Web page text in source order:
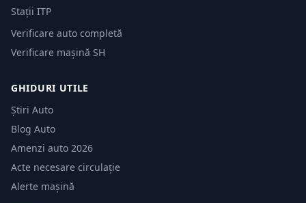
Stații ITP
Verificare auto completă
Verificare mașină SH
GHIDURI UTILE
Știri Auto
Blog Auto
Amenzi auto 2026
Acte necesare circulație
Alerte mașină